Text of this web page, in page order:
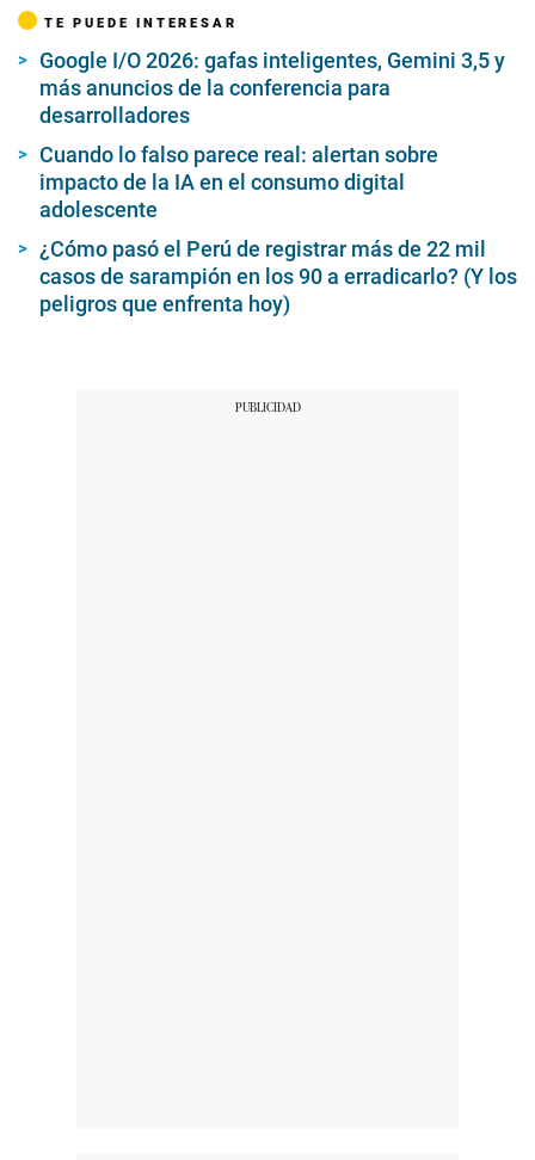
TE PUEDE INTERESAR
Google I/O 2026: gafas inteligentes, Gemini 3,5 y
más anuncios de la conferencia para
desarrolladores
Cuando lo falso parece real: alertan sobre
impacto de la IA en el consumo digital
adolescente
¿Cómo pasó el Perú de registrar más de 22 mil
casos de sarampión en los 90 a erradicarlo? (Y los
peligros que enfrenta hoy)